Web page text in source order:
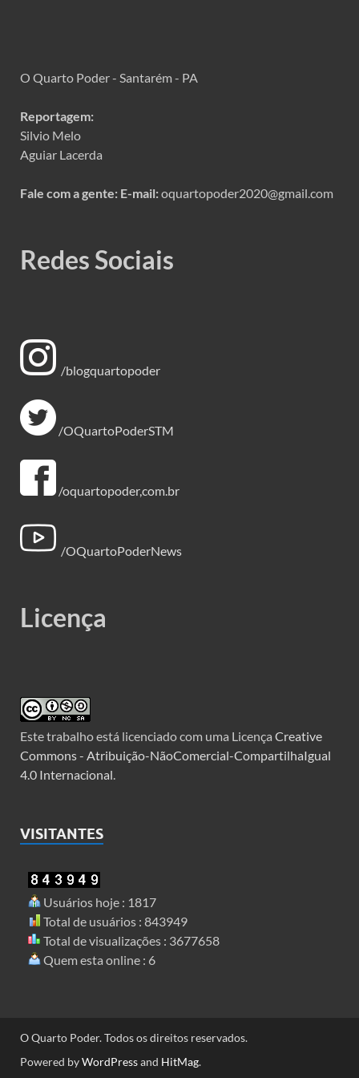
O Quarto Poder - Santarém - PA
Reportagem:
Silvio Melo
Aguiar Lacerda
Fale com a gente: E-mail:oquartopoder2020@gmail.com
Redes Sociais
/blogquartopoder
/OQuartoPoderSTM
/oquartopoder,com.br
/OQuartoPoderNews
Licença
Este trabalho está licenciado com uma Licença Creative
Commons - Atribuição-NãoComercial-CompartilhaIgual
4.0 Internacional
VISITANTES
Usuários hoje : 1817
Total de usuários : 843949
Total de visualizações : 3677658
Quem esta online : 6
O Quarto Poder. Todos os direitos reservados.
Powered byWordPressand HitMag.